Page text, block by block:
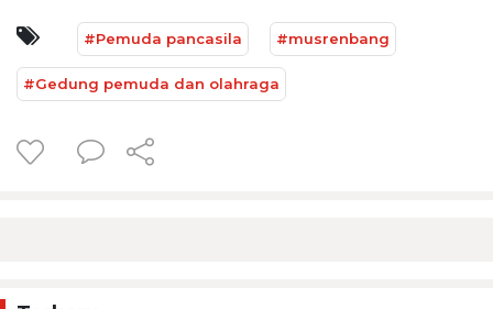
#Pemuda pancasila #musrenbang
#Gedung pemuda dan olahraga